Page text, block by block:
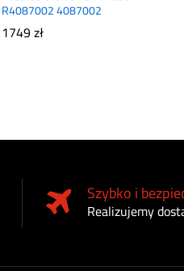
R4087002 4087002
1749zł
Szybko i
Realizujemy